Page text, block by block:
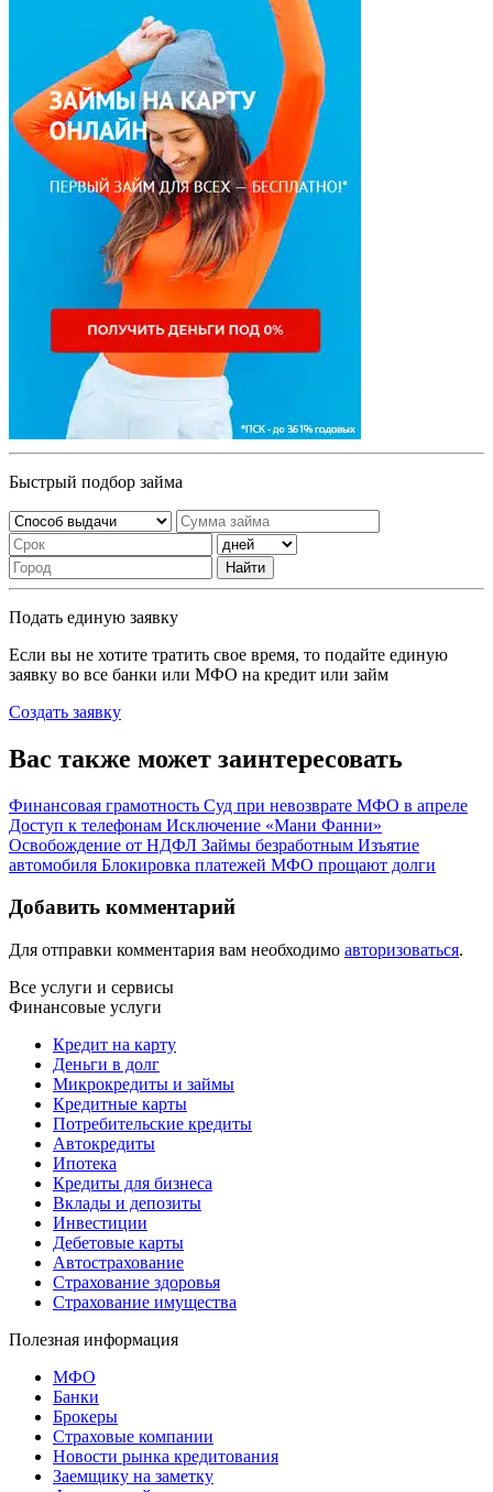
Быстрый подбор займа
Найти
Подать единую заявку
Если вы не хотите тратить свое время, то подайте единую
заявку во все банки или МФО на кредит или займ
Создать заявку
Вас также может заинтересовать
Финансовая грамотность Суд при невозврате МФО в апреле
Доступ к телефонам Исключение «Мани Фанни»
Освобождение от НДФЛ Займы безработным Изъятие
автомобиля Блокировка платежей МФО прощают долги
Добавить комментарий
Для отправки комментария вам необходимо авторизоваться.
Все услуги и сервисы
Финансовые услуги
Кредит на карту
Деньги в долг
Микрокредиты и займы
Кредитные карты
Потребительские кредиты
Автокредиты
Ипотека
Кредиты для бизнеса
Вклады и депозиты
Инвестиции
Дебетовые карты
Автострахование
Страхование здоровья
Страхование имущества
Полезная информация
МФО
Банки
Брокеры
Страховые компании
Новости рынка кредитования
Заемщику на заметку